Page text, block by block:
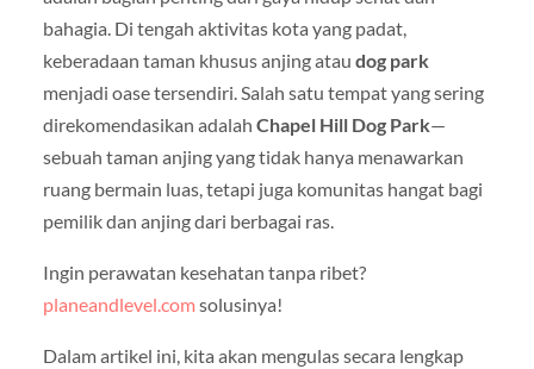
bahagia. Di tengah aktivitas kota yang padat,
keberadaan taman khusus anjing atau dog park
menjadi oase tersendiri. Salah satu tempat yang sering
direkomendasikan adalah Chapel Hill Dog Park—
sebuah taman anjing yang tidak hanya menawarkan
ruang bermain luas, tetapi juga komunitas hangat bagi
pemilik dan anjing dari berbagai ras.
Ingin perawatan kesehatan tanpa ribet?
planeandlevel.com solusinya!
Dalam artikel ini, kita akan mengulas secara lengkap